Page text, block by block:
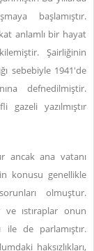
başlamıştır.
anlamlı bir hayat
Şairliğinin
sebebiyle 1941'de
defnedilmiştir.
yazılmıştır
ancak ana vatanı
konusu genellikle
olmuştur.
ve ıstıraplar onun
ile de parlamıştır.
haksızlıkları,